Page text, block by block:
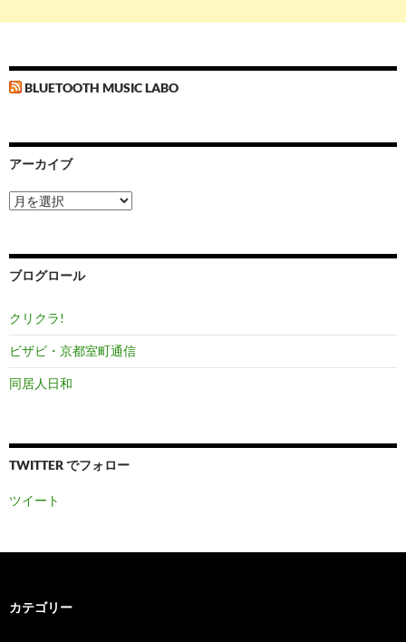
BLUETOOTH MUSIC LABO
アーカイブ
ア
ー
ブ
ブログロール
クリクラ!
ビザビ・京都室町通信
同居人日和
TWITTER でフォロー
ツイート
カテゴリー